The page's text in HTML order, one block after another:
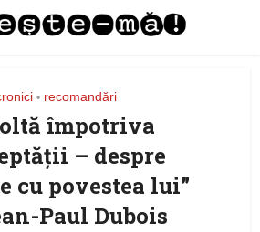
• recomandări
împotriva
– despre
cu povestea lui”
Paul Dubois